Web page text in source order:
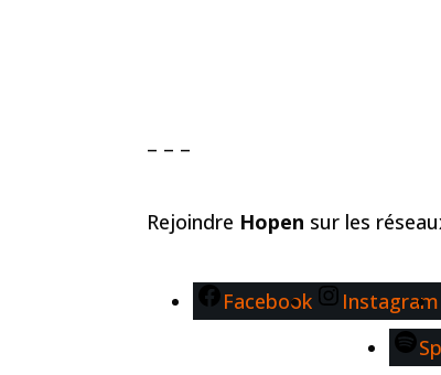
– – –
Rejoindre Hopen sur les
Facebook Instagram